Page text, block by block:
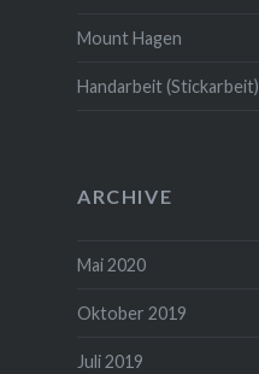
Mount Hagen
Handarbeit (Stickarbeit)
ARCHIVE
Mai 2020
Oktober 2019
Juli 2019